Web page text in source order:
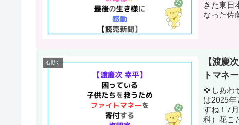
きた東日
なった佐
心動く
【渡慶
トマネ
🍀しあわ
は2025年
すね！7
科）花こ